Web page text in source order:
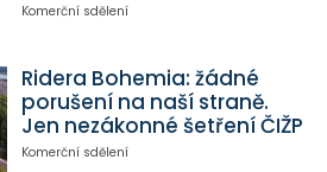
Komerční sdělení
Ridera Bohemia: žádné
porušení na naší straně.
Jen nezákonné šetření ČIŽP
Komerční sdělení